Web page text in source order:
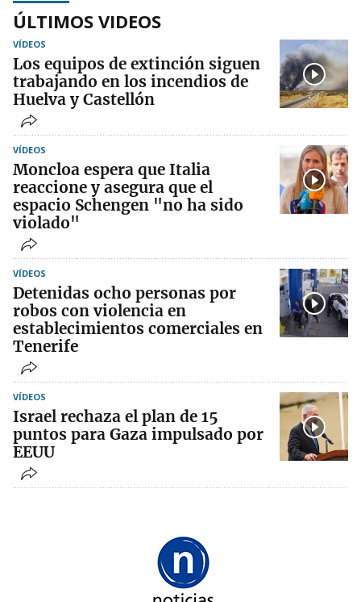
ÚLTIMOS VIDEOS
VÍDEOS
Los equipos de extinción siguen
trabajando en los incendios de
Huelva y Castellón
VÍDEOS
Moncloa espera que Italia
reaccione y asegura que el
espacio Schengen "no ha sido
violado"
VÍDEOS
Detenidas ocho personas por
robos con violencia en
establecimientos comerciales en
Tenerife
VÍDEOS
Israel rechaza el plan de 15
puntos para Gaza impulsado por
EEUU